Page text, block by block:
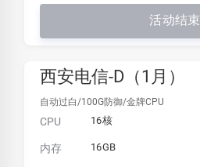
活动结束
西安电信-D（1月）
自动过白/100G防御/金牌CPU
CPU 16核
内存 16GB